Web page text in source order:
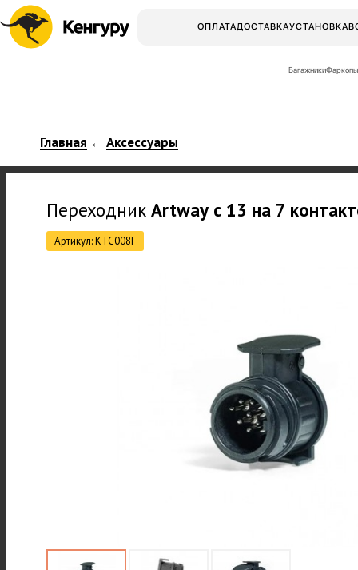
ОПЛАТАДОСТАВКАУСТАНОВКА
БагажникиФаркопы
Главная ← Аксессуары
Переходник Artway с 13 на 7
Артикул: KTC008F